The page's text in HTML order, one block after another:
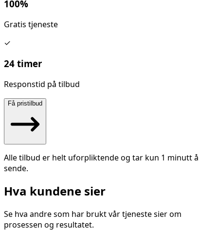
100%
Gratis tjeneste
✓
24 timer
Responstid på tilbud
Få pristilbud
Alle tilbud er helt uforpliktende og tar kun 1 minutt å
sende.
Hva kundene sier
Se hva andre som har brukt vår tjeneste sier om
prosessen og resultatet.